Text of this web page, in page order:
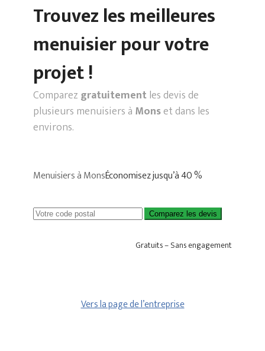
Trouvez les meilleures
menuisier pour votre
projet !
Comparez gratuitementles devis de
plusieurs menuisiers à Monset dans les
environs.
Menuisiers à MonsÉconomisez jusqu’à 40 %
Comparez les devis
Gratuits – Sans engagement
Vers la page de l’entreprise